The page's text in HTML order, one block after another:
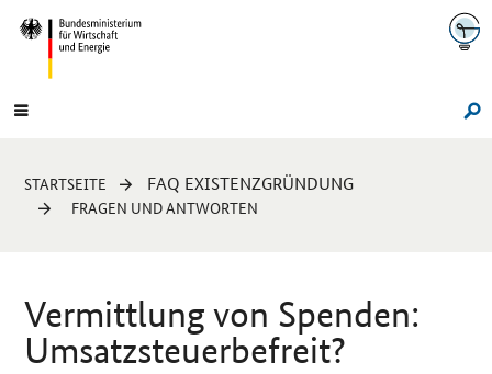
Navigation
Hauptmenü
Sie
sind
STARTSEITE FAQ EXISTENZGRÜNDUNG
FRAGEN UND ANTWORTEN
Vermittlung von Spenden:
Umsatzsteuerbefreit?